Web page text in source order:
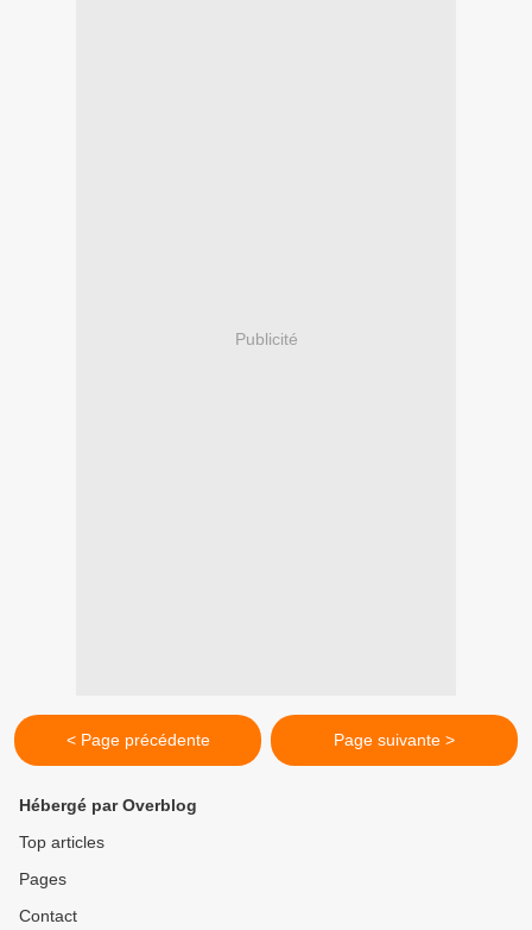
Publicité
< Page précédente Page suivante >
Hébergé par Overblog
Top articles
Pages
Contact